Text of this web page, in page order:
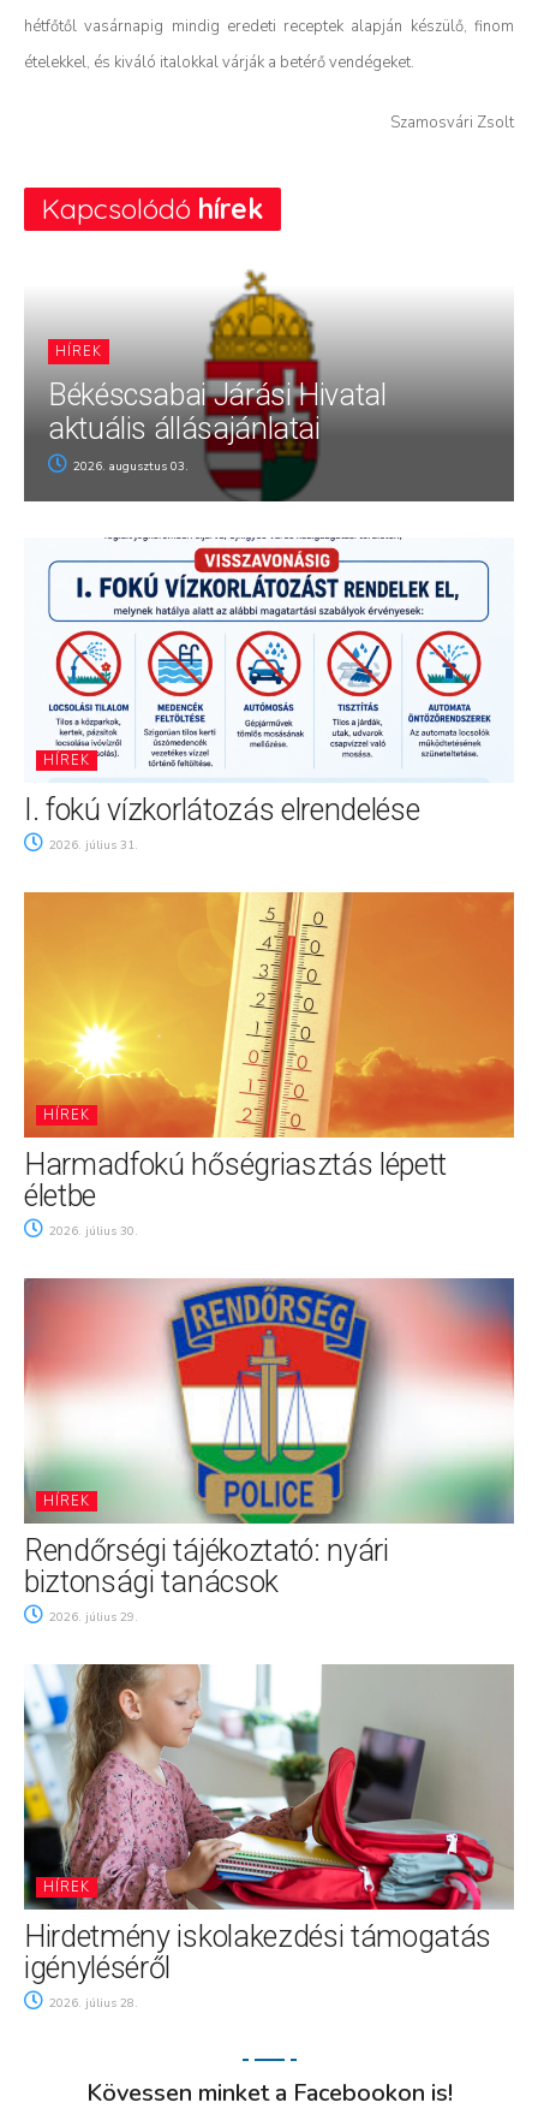
hétfőtől vasárnapig mindig eredeti receptek alapján készülő, finom
ételekkel, és kiváló italokkal várják a betérő vendégeket.
Szamosvári Zsolt
Kapcsolódó hírek
HÍREK
Békéscsabai Járási Hivatal
aktuális állásajánlatai
2026. augusztus 03.
HÍREK
I. fokú vízkorlátozás elrendelése
2026. július 31.
HÍREK
Harmadfokú hőségriasztás lépett
életbe
2026. július 30.
HÍREK
Rendőrségi tájékoztató: nyári
biztonsági tanácsok
2026. július 29.
HÍREK
Hirdetmény iskolakezdési támogatás
igényléséről
2026. július 28.
Kövessen minket a Facebookon is!